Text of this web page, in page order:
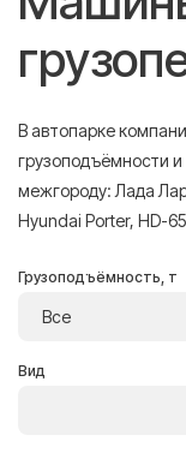
В автопарке
грузоподъёмности и
межгороду: Лада
Hyundai Porter, HD-
Грузоподъёмность, т
Вид